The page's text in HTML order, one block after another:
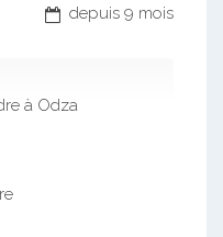
depuis 9 mois
à Odza